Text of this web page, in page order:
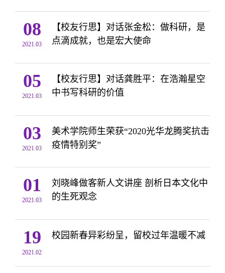
08
2021.03
【校友行思】对话张金松：做科研，是
点滴成就，也是宏大使命
05
2021.03
【校友行思】对话龚胜平：在浩瀚星空
中书写科研的价值
03
2021.03
美术学院师生荣获“2020光华龙腾奖抗击
疫情特别奖”
01
2021.03
刘晓峰做客新人文讲座 剖析日本文化中
的生死观念
19
2021.02
校园新春异彩纷呈，留校过年温暖不减